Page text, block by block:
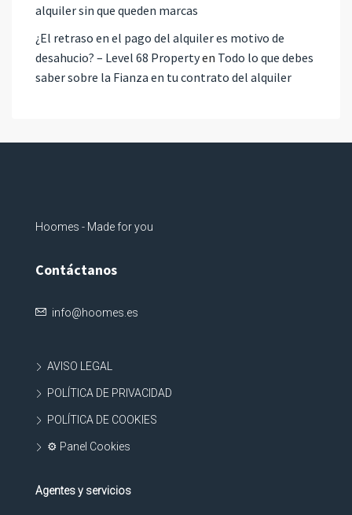
alquiler sin que queden marcas
¿El retraso en el pago del alquiler es motivo de
desahucio? – Level 68 Propertyen Todo lo que debes
saber sobre la Fianza en tu contrato del alquiler
Hoomes - Made for you
Contáctanos
info@hoomes.es
AVISO LEGAL
POLÍTICA DE PRIVACIDAD
POLÍTICA DE COOKIES
⚙ Panel Cookies
Agentes y servicios